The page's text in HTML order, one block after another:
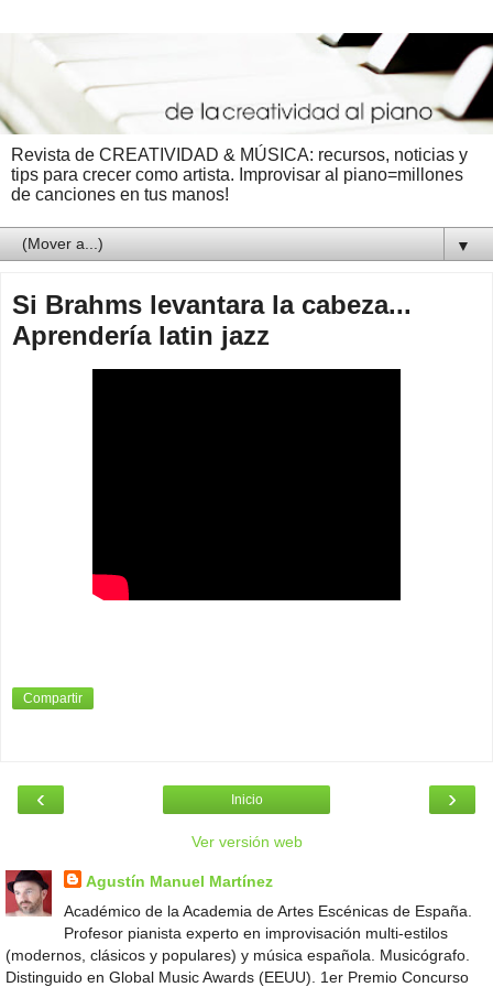
Revista de CREATIVIDAD & MÚSICA: recursos, noticias y
tips para crecer como artista. Improvisar al piano=millones
de canciones en tus manos!
▼
Si Brahms levantara la cabeza...
Aprendería latin jazz
Compartir
‹ ›
Inicio
Ver versión web
Agustín Manuel Martínez
Académico de la Academia de Artes Escénicas de España.
Profesor pianista experto en improvisación multi-estilos
(modernos, clásicos y populares) y música española. Musicógrafo.
Distinguido en Global Music Awards (EEUU). 1er Premio Concurso